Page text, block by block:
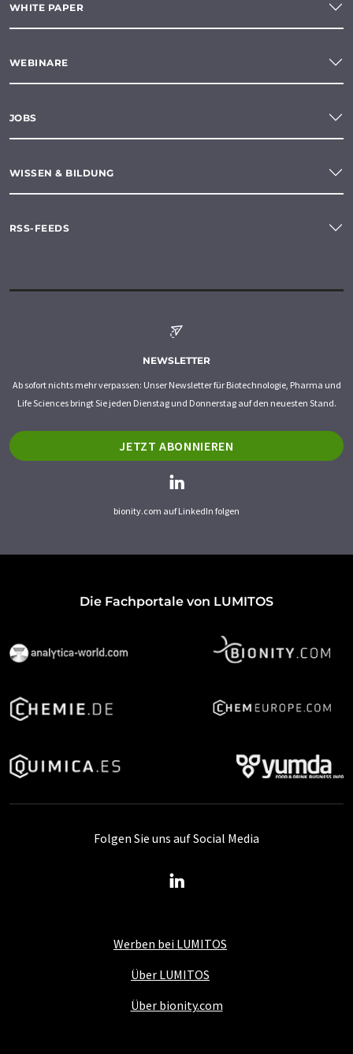
WHITE PAPER
WEBINARE
JOBS
WISSEN & BILDUNG
RSS-FEEDS
NEWSLETTER
Ab sofort nichts mehr verpassen: Unser Newsletter für Biotechnologie, Pharma und
Life Sciences bringt Sie jeden Dienstag und Donnerstag auf den neuesten Stand.
JETZT ABONNIEREN
bionity.com auf LinkedIn folgen
Die Fachportale von LUMITOS
Werben bei LUMITOS
Über LUMITOS
Über bionity.com
Folgen Sie uns auf Social Media